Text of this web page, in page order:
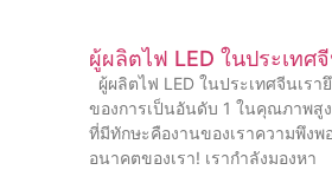
ผู้ผลิตไฟ LED ในประเทศ
ผู้ผลิตไฟ LED ในประเทศจีนเร
ของการเป็นอันดับ 1 ในคุณภาพสู
ที่มีทักษะคืองานของเราความพึงพ
อนาคตของเรา! เรากําลังมองหา